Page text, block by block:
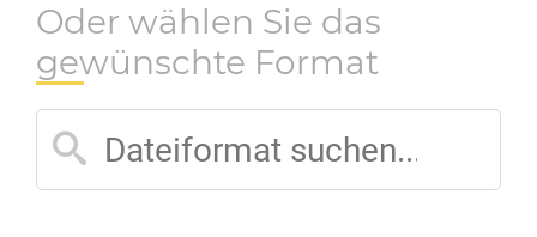
Oder wählen Sie das
gewünschte Format